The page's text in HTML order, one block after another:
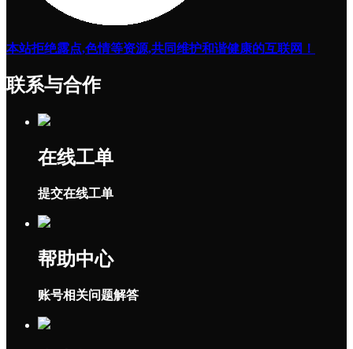
本站拒绝露点,色情等资源,共同维护和谐健康的互联网！
联系与合作
在线工单
提交在线工单
帮助中心
账号相关问题解答